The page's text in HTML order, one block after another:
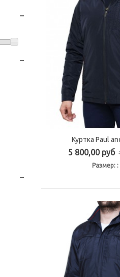
Куртка Paul
5 800,00 руб
Размер: :